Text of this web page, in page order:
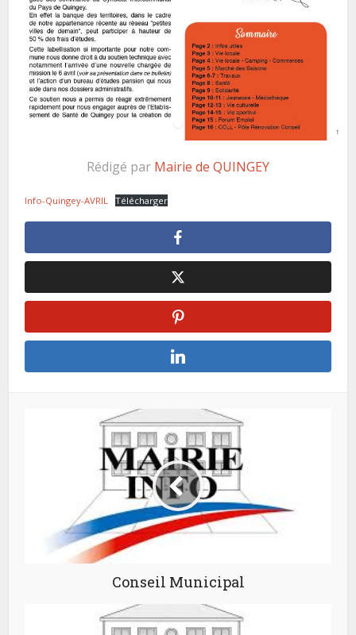
Rédigé par Mairie de QUINGEY
Info-Quingey-AVRIL Télécharger
Conseil Municipal